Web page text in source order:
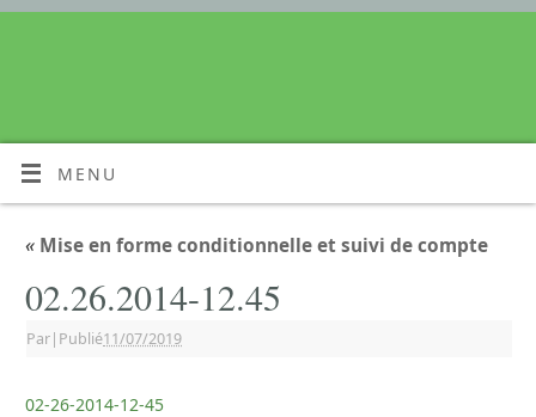
MENU
« Mise en forme conditionnelle et suivi de compte
02.26.2014-12.45
Par| Publié11/07/2019
02-26-2014-12-45